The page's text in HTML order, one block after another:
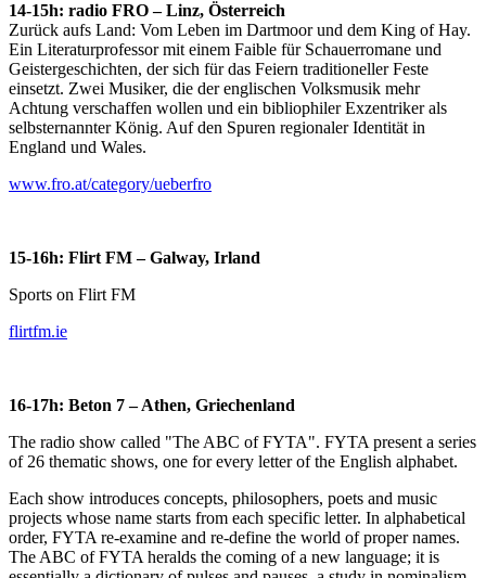
14-15h: radio FRO – Linz, Österreich
Zurück aufs Land: Vom Leben im Dartmoor und dem King of Hay.
Ein Literaturprofessor mit einem Faible für Schauerromane und
Geistergeschichten, der sich für das Feiern traditioneller Feste
einsetzt. Zwei Musiker, die der englischen Volksmusik mehr
Achtung verschaffen wollen und ein bibliophiler Exzentriker als
selbsternannter König. Auf den Spuren regionaler Identität in
England und Wales.
www.fro.at/category/ueberfro
15-16h: Flirt FM – Galway, Irland
Sports on Flirt FM
flirtfm.ie
16-17h: Beton 7 – Athen, Griechenland
The radio show called "The ABC of FYTA". FYTA present a series
of 26 thematic shows, one for every letter of the English alphabet.
Each show introduces concepts, philosophers, poets and music
projects whose name starts from each specific letter. In alphabetical
order, FYTA re-examine and re-define the world of proper names.
The ABC of FYTA heralds the coming of a new language; it is